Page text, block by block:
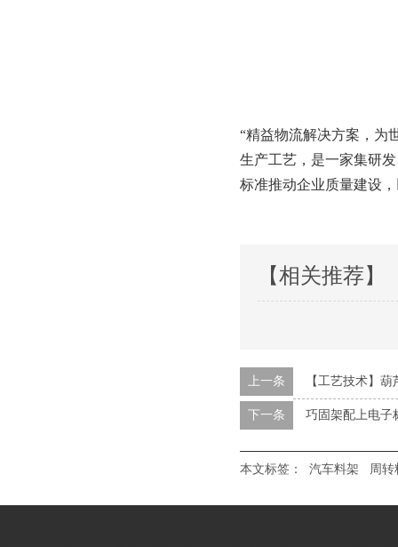
“精益物流解决方案，
生产工艺，是一家集研
标准推动企业质量建设
【相关推荐】
上一条 【工艺技术】
下一条 巧固架配上电子
本文标签： 汽车料架 周转